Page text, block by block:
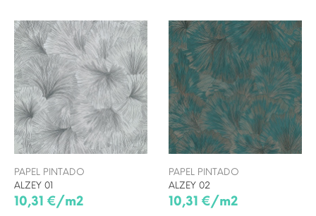
PAPEL PINTADO
ALZEY 01
10,31 €/m2
PAPEL PINTADO
ALZEY 02
10,31 €/m2